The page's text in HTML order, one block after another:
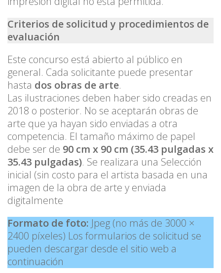
Criterios de solicitud y procedimientos de
evaluación
Este concurso está abierto al público en
general. Cada solicitante puede presentar
hasta dos obras de arte.
Las ilustraciones deben haber sido creadas en
2018 o posterior. No se aceptarán obras de
arte que ya hayan sido enviadas a otra
competencia. El tamaño máximo de papel
debe ser de 90 cm x 90 cm (35.43 pulgadas x
35.43 pulgadas). Se realizara una Selección
inicial (sin costo para el artista basada en una
imagen de la obra de arte y enviada
digitalmente
Formato de foto: Jpeg (no más de 3000 ×
2400 píxeles) Los formularios de solicitud se
pueden descargar desde el sitio web a
continuación